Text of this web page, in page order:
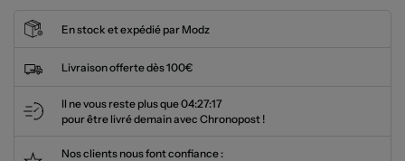
En stock et expédié par Modz
Livraison offerte dès 100€
Il ne vous reste plus que04:27:17
pour être livré demain avec Chronopost !
Nos clients nous font confiance :